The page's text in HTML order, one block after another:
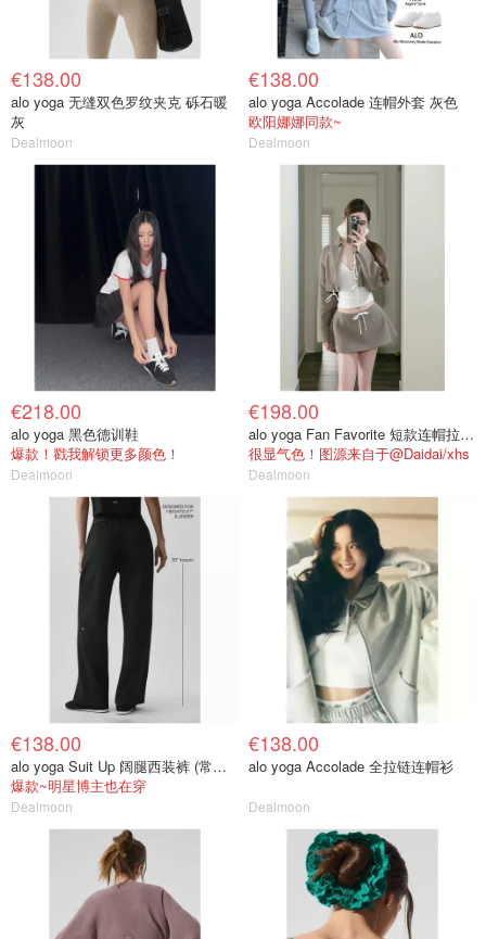
€138.00
alo yoga 无缝双色罗纹夹克 砾石暖
灰
Dealmoon
€138.00
alo yoga Accolade 连帽外套 灰色
欧阳娜娜同款~
Dealmoon
€218.00
alo yoga 黑色德训鞋
爆款！戳我解锁更多颜色！
Dealmoon
€198.00
alo yoga Fan Favorite 短款连帽拉链外套
很显气色！图源来自于@Daidai/xhs
Dealmoon
€138.00
alo yoga Suit Up 阔腿西装裤 (常规款)
爆款~明星博主也在穿
Dealmoon
€138.00
alo yoga Accolade 全拉链连帽衫
Dealmoon